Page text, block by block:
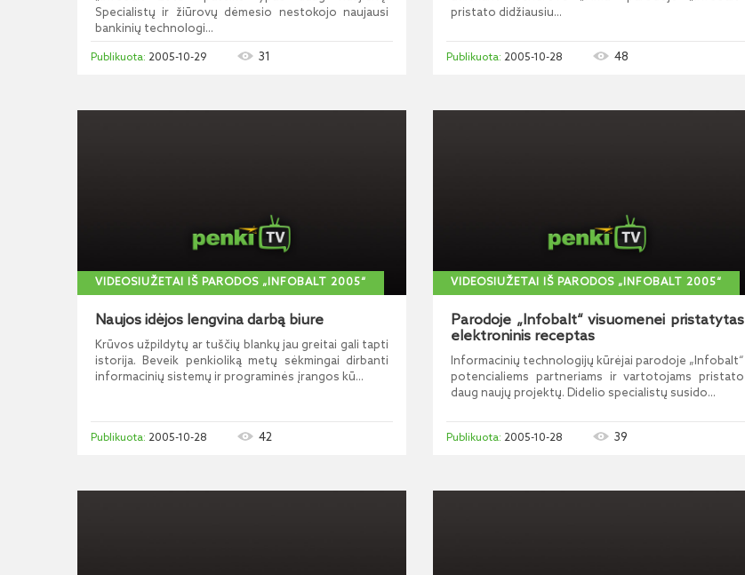
Specialistų ir žiūrovų dėmesio nestokojo naujausi
bankinių technologi...
2005-10-29 31
pristato didžiausiu...
2005-10-28 48
VIDEOSIUŽETAI IŠ PARODOS „INFOBALT 2005“
Naujos idėjos lengvina darbą biure
Krūvos užpildytų ar tuščių blankų jau greitai gali tapti
istorija. Beveik penkioliką metų sėkmingai dirbanti
informacinių sistemų ir programinės įrangos kū...
2005-10-28 42
VIDEOSIUŽETAI IŠ PARODOS „INFOBALT 2005“
Parodoje „Infobalt“ visuomenei pristatytas
elektroninis receptas
Informacinių technologijų kūrėjai parodoje „Infobalt“
potencialiems partneriams ir vartotojams pristato
daug naujų projektų. Didelio specialistų susido...
2005-10-28 39